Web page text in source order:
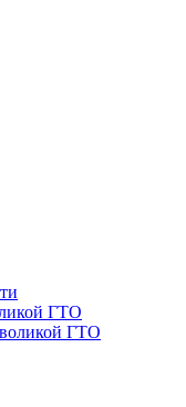
ГТО
ГТО